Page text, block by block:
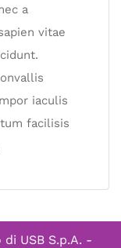
a
vitae
iaculis
facilisis
di USB S.p.A. -